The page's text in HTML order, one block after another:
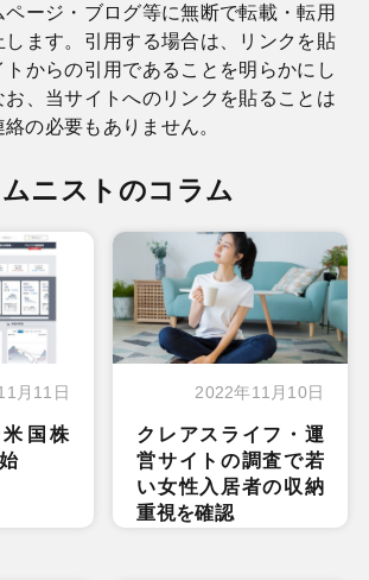
ページ・ブログ等に無断で転載・転用
します。引用する場合は、リンクを貼
トからの引用であることを明らかにし
お、当サイトへのリンクを貼ることは
の必要もありません。
ニストのコラム
月11日
米国株
2022年11月10日
クレアスライフ・運
営サイトの調査で若
い女性入居者の収納
重視を確認